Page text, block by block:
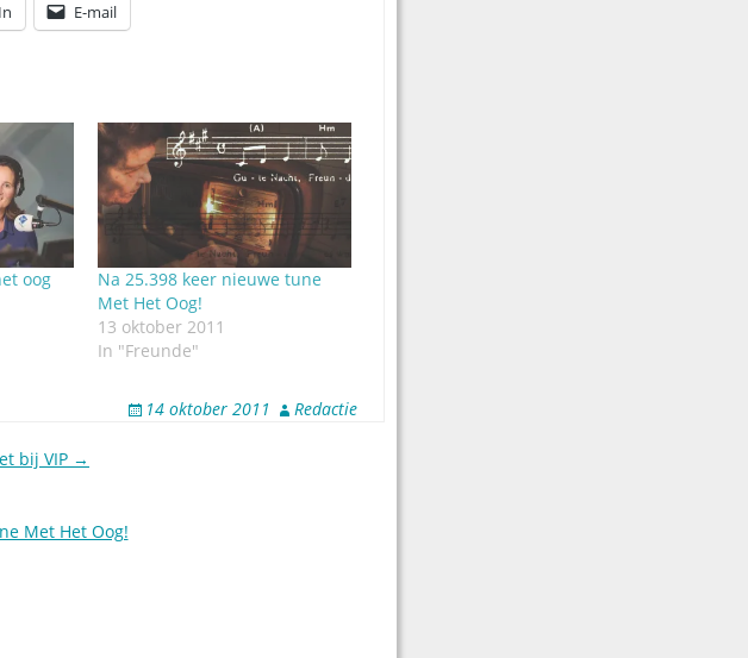
E-mail
oog
Na 25.398 keer nieuwe tune
Met Het Oog!
13 oktober 2011
In "Freunde"
14 oktober 2011 Redactie
bij VIP →
Met Het Oog!